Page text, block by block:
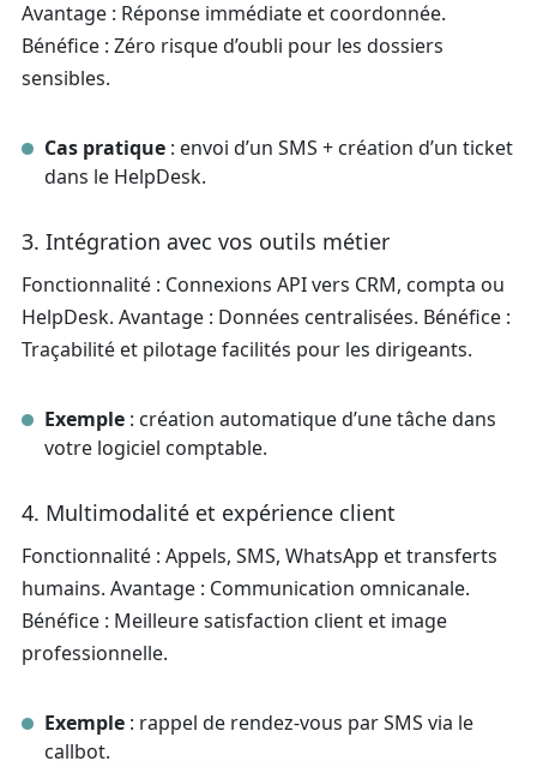
Avantage : Réponse immédiate et coordonnée.
Bénéfice : Zéro risque d’oubli pour les dossiers
sensibles.
Cas pratique : envoi d’un SMS + création d’un ticket
dans le HelpDesk.
3. Intégration avec vos outils métier
Fonctionnalité : Connexions API vers CRM, compta ou
HelpDesk. Avantage : Données centralisées. Bénéfice :
Traçabilité et pilotage facilités pour les dirigeants.
Exemple : création automatique d’une tâche dans
votre logiciel comptable.
4. Multimodalité et expérience client
Fonctionnalité : Appels, SMS, WhatsApp et transferts
humains. Avantage : Communication omnicanale.
Bénéfice : Meilleure satisfaction client et image
professionnelle.
Exemple : rappel de rendez-vous par SMS via le
callbot.